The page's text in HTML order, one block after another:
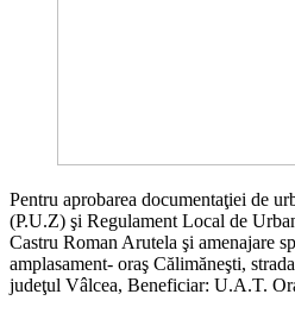
Pentru aprobarea documentaţiei de
(P.U.Z) şi Regulament Local de
Castru Roman Arutela şi amenajare
amplasament- oraş Călimăneşti,
judeţul Vâlcea, Beneficiar: U.A.T.